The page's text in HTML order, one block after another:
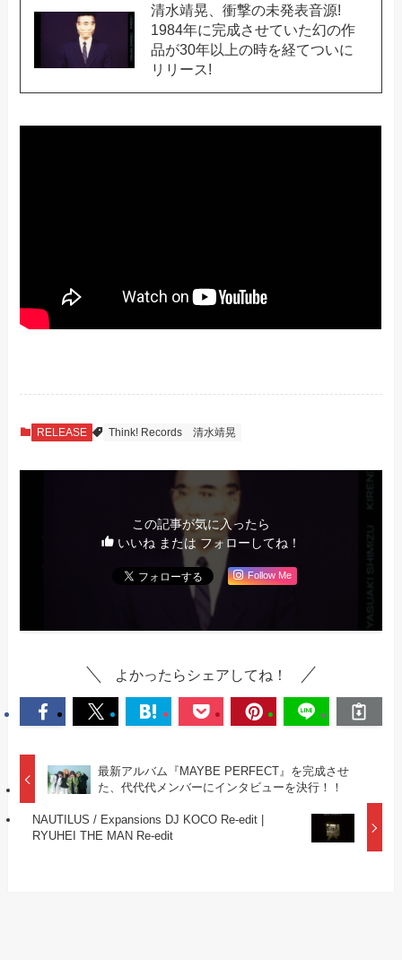
清水靖晃、衝撃の未発表音源!
1984年に完成させていた幻の作
品が30年以上の時を経てついに
リリース!
RELEASE Think! Records 清水靖晃
この記事が気に入ったら
いいね または フォローしてね！
Follow Me
よかったらシェアしてね！
最新アルバム『MAYBE PERFECT』を完成させ
た、代代代メンバーにインタビューを決行！！
NAUTILUS / Expansions DJ KOCO Re-edit |
RYUHEI THE MAN Re-edit